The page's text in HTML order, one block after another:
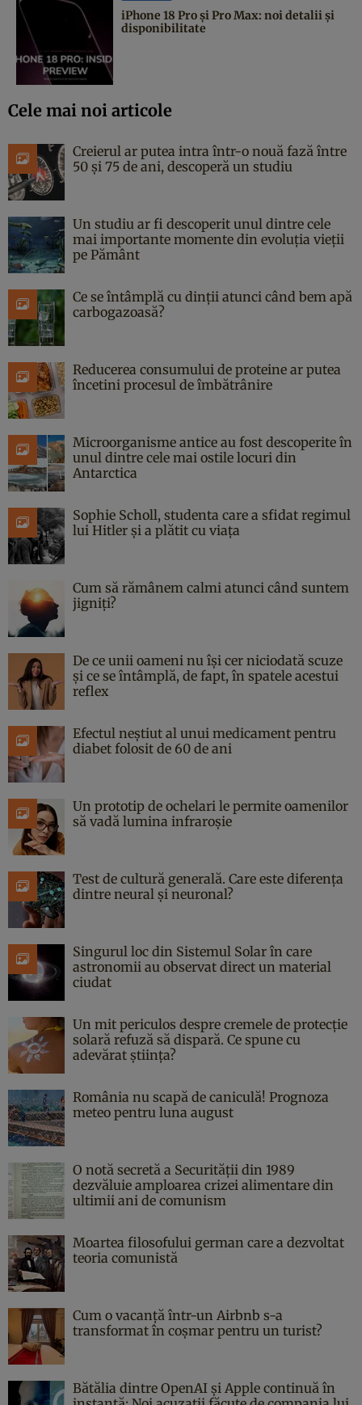
iPhone 18 Pro și Pro Max: noi detalii și
disponibilitate
Cele mai noi articole
Creierul ar putea intra într-o nouă fază între
50 și 75 de ani, descoperă un studiu
Un studiu ar fi descoperit unul dintre cele
mai importante momente din evoluția vieții
pe Pământ
Ce se întâmplă cu dinții atunci când bem apă
carbogazoasă?
Reducerea consumului de proteine ar putea
încetini procesul de îmbătrânire
Microorganisme antice au fost descoperite în
unul dintre cele mai ostile locuri din
Antarctica
Sophie Scholl, studenta care a sfidat regimul
lui Hitler și a plătit cu viața
Cum să rămânem calmi atunci când suntem
jigniți?
De ce unii oameni nu își cer niciodată scuze
și ce se întâmplă, de fapt, în spatele acestui
reflex
Efectul neștiut al unui medicament pentru
diabet folosit de 60 de ani
Un prototip de ochelari le permite oamenilor
să vadă lumina infraroșie
Test de cultură generală. Care este diferența
dintre neural și neuronal?
Singurul loc din Sistemul Solar în care
astronomii au observat direct un material
ciudat
Un mit periculos despre cremele de protecție
solară refuză să dispară. Ce spune cu
adevărat știința?
România nu scapă de caniculă! Prognoza
meteo pentru luna august
O notă secretă a Securității din 1989
dezvăluie amploarea crizei alimentare din
ultimii ani de comunism
Moartea filosofului german care a dezvoltat
teoria comunistă
Cum o vacanță într-un Airbnb s-a
transformat în coșmar pentru un turist?
Bătălia dintre OpenAI și Apple continuă în